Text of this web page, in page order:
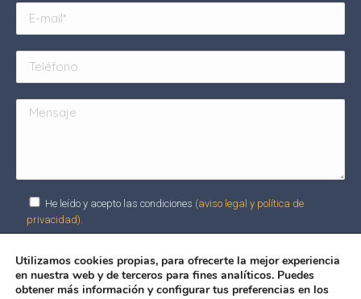
He leído y acepto las condiciones (aviso legal y política de
privacidad).
Alternative:
Utilizamos cookies propias, para ofrecerte la mejor experiencia
en nuestra web y de terceros para fines analíticos. Puedes
obtener más información y configurar tus preferencias en los